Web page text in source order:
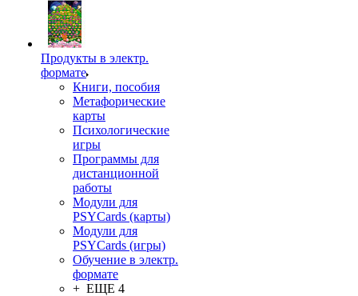
Продукты в электр.
формате
Книги, пособия
Метафорические
карты
Психологические
игры
Программы для
дистанционной
работы
Модули для
PSYCards (карты)
Модули для
PSYCards (игры)
Обучение в электр.
формате
+ ЕЩЕ 4